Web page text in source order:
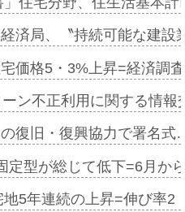
済局、〝持続可能な建
価格5・3%上昇=経済調
ン不正利用に関する情
復旧・復興協力で署名
定型が総じて低下=6月か
地5年連続の上昇=伸び率